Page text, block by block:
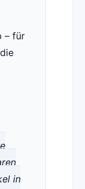
– für
in